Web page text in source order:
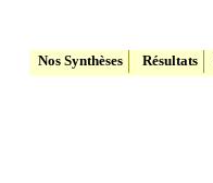
Nos Synthèses Résultats